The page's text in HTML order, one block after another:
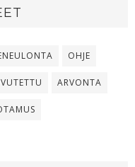
OHJE
ARVONTA